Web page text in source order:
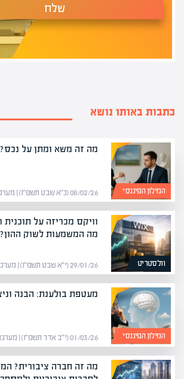
שלח
כתבות באותו נושא
המילון הפיננסי
מה זה משא ומתן על
08/02/26 (כ״א שבט תשפ״ו) | מערכת אפיק
וולסטריט
וויקס מכריזה על
מה המשמעות לשוק ההון?
29/01/26 (י״א שבט תשפ״ו) | מערכת אפיק
המילון הפיננסי
מעטפת בולענת: הבנה
01/03/26 (י״ב אדר תשפ״ו) | מערכת אפיק
מה זה חברה ציבורית?